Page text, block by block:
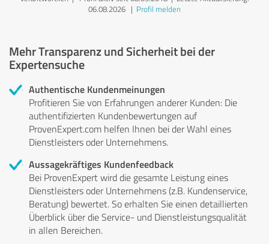
06.08.2026 | Profil melden
Mehr Transparenz und Sicherheit bei der
Expertensuche
Authentische Kundenmeinungen
Profitieren Sie von Erfahrungen anderer Kunden: Die
authentifizierten Kundenbewertungen auf
ProvenExpert.com helfen Ihnen bei der Wahl eines
Dienstleisters oder Unternehmens.
Aussagekräftiges Kundenfeedback
Bei ProvenExpert wird die gesamte Leistung eines
Dienstleisters oder Unternehmens (z.B. Kundenservice,
Beratung) bewertet. So erhalten Sie einen detaillierten
Überblick über die Service- und Dienstleistungsqualität
in allen Bereichen.